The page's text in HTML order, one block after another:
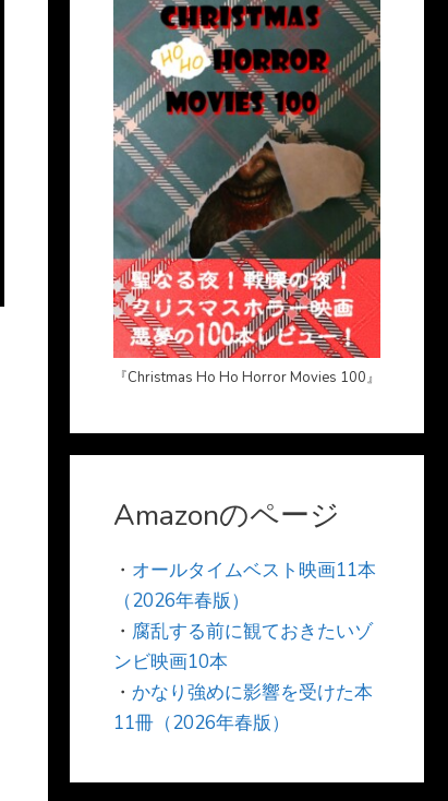
『Christmas Ho Ho Horror Movies 100』
Amazonのページ
・ オールタイムベスト映画11本
（2026年春版）
・ 腐乱する前に観ておきたいゾ
ンビ映画10本
・ かなり強めに影響を受けた本
11冊（2026年春版）